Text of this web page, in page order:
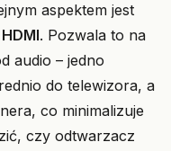
aspektem jest
. Pozwala to na
audio – jedno
do telewizora, a
co minimalizuje
czy odtwarzacz